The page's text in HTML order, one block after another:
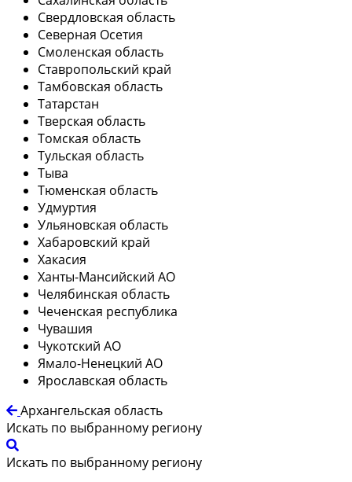
Свердловская область
Северная Осетия
Смоленская область
Ставропольский край
Тамбовская область
Татарстан
Тверская область
Томская область
Тульская область
Тыва
Тюменская область
Удмуртия
Ульяновская область
Хабаровский край
Хакасия
Ханты-Мансийский АО
Челябинская область
Чеченская республика
Чувашия
Чукотский АО
Ямало-Ненецкий АО
Ярославская область
Архангельская область
Искать по выбранному региону
Искать по выбранному региону